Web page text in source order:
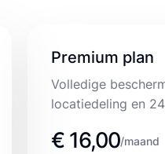
Premium plan
Volledige
locatiedeling en
€ 16,00/maand